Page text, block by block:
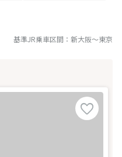
基準JR乗車区間： 新大阪～東京